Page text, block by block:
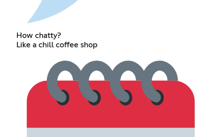
How chatty?
Like a chill coffee shop